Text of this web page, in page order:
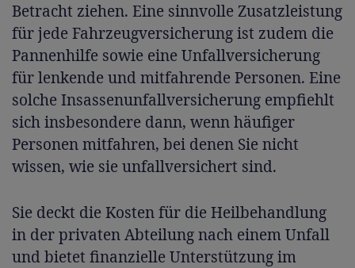
Betracht ziehen. Eine sinnvolle Zusatzleistung
für jede Fahrzeugversicherung ist zudem die
Pannenhilfe sowie eine Unfallversicherung
für lenkende und mitfahrende Personen. Eine
solche Insassenunfallversicherung empfiehlt
sich insbesondere dann, wenn häufiger
Personen mitfahren, bei denen Sie nicht
wissen, wie sie unfallversichert sind.
Sie deckt die Kosten für die Heilbehandlung
in der privaten Abteilung nach einem Unfall
und bietet finanzielle Unterstützung im